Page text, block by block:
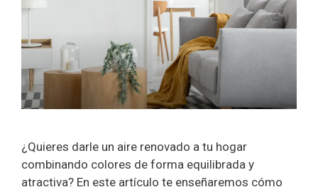
¿Quieres darle un aire renovado a tu hogar
combinando colores de forma equilibrada y
atractiva? En este artículo te enseñaremos cómo